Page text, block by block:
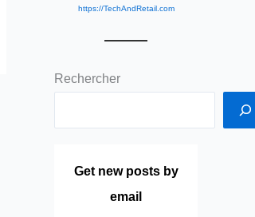
https://TechAndRetail.com
Rechercher
Get new posts by
email